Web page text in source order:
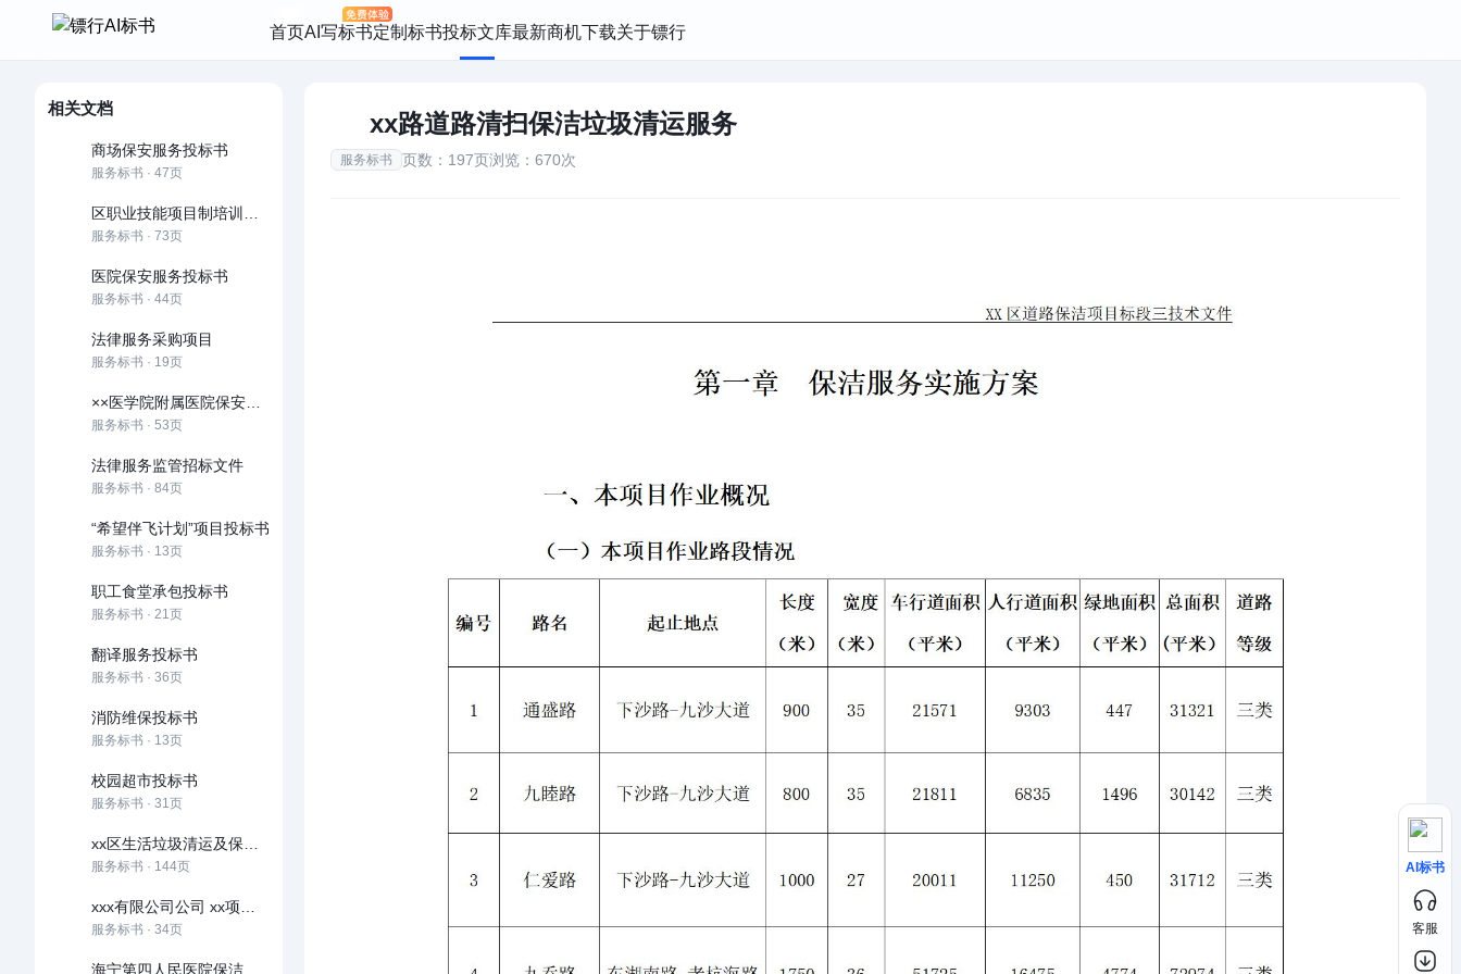
首页AI写标书定制标书投标文库最新商机下载关于镖行
相关文档
商场保安服务投标书
服务标书 · 47页
服务标书 · 73页
医院保安服务投标书
服务标书 · 44页
法律服务采购项目
服务标书 · 19页
服务标书 · 53页
法律服务监管招标文件
服务标书 · 84页
“希望伴飞计划”项目投标书
服务标书 · 13页
职工食堂承包投标书
服务标书 · 21页
翻译服务投标书
服务标书 · 36页
消防维保投标书
服务标书 · 13页
校园超市投标书
服务标书 · 31页
服务标书 · 144页
服务标书 · 34页
xx路道路清扫保洁垃圾清运服务
服务标书 页数：197页浏览：670次
AI标书
客服